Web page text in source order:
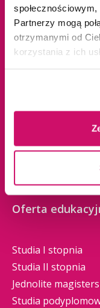
Partnerzy mogą
otrzymanymi od
korzystania z ich
41-300 Dąbrowa
Górnicza
tel.+48 32 295 93
Oferta
Studia I stopnia
Studia II stopnia
Jednolite
Studia